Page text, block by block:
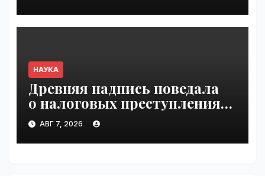
НАУКА
Древняя надпись поведала
о налоговых преступлениях |
VseTime.ru
АВГ 7, 2026